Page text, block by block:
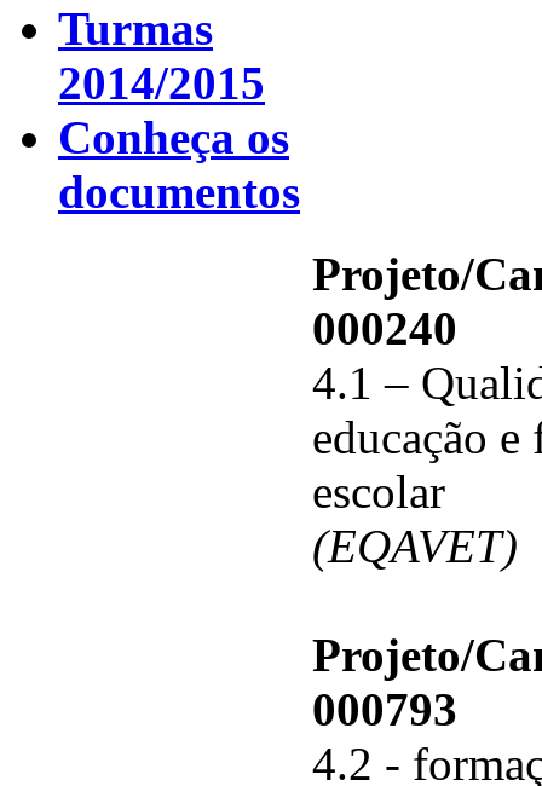
Projeto/
000240
4.1 –
educação e
escolar
(EQAVET)
Projeto/
000793
4.2 -
Turmas
2014/2015
Conheça os
documentos